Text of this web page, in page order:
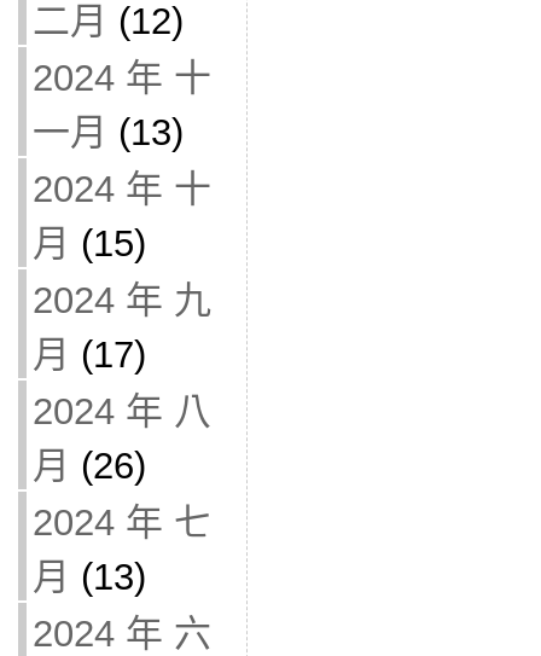
二月 (12)
2024 年 十
一月 (13)
2024 年 十
月 (15)
2024 年 九
月 (17)
2024 年 八
月 (26)
2024 年 七
月 (13)
2024 年 六